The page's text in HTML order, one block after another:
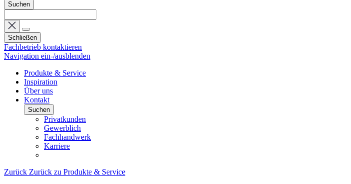
Suchen
Schließen
Fachbetrieb kontaktieren
Navigation ein-/ausblenden
Produkte & Service
Inspiration
Über uns
Kontakt
Suchen
Privatkunden
Gewerblich
Fachhandwerk
Karriere
Zurück Zurück zu Produkte & Service